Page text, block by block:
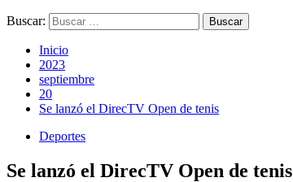
Buscar:
Inicio
2023
septiembre
20
Se lanzó el DirecTV Open de tenis
Deportes
Se lanzó el DirecTV Open de tenis